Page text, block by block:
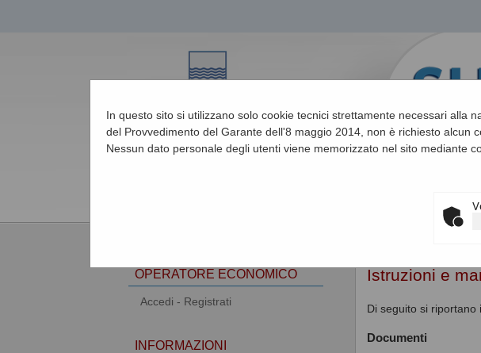
In questo sito si utilizzano solo cookie tecnici strettamente necessari alla
del Provvedimento del Garante dell'8 maggio 2014, non è richiesto alcun
Nessun dato personale degli utenti viene memorizzato nel sito mediante
Istruzioni e
Di seguito si riportano
Documenti
OPERATORE ECONOMICO
Accedi - Registrati
INFORMAZIONI